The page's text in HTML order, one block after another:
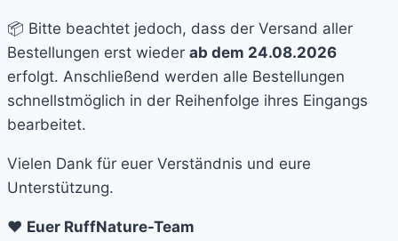
📦 Bitte beachtet jedoch, dass der Versand aller
Bestellungen erst wieder ab dem 24.08.2026
erfolgt. Anschließend werden alle Bestellungen
schnellstmöglich in der Reihenfolge ihres Eingangs
bearbeitet.
Vielen Dank für euer Verständnis und eure
Unterstützung.
❤️ Euer RuffNature-Team